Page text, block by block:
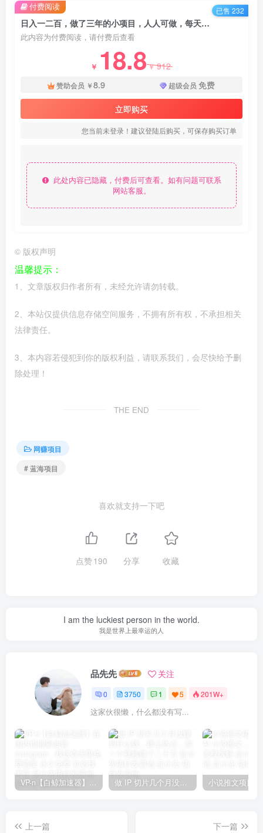
日入一二百，做了三年的小项目，人人可做，每天半小时，提现秒到
此内容为付费阅读，请付费后查看
￥ 18.8￥912
赞助会员 ￥8.9 超级会员 免费
立即购买
您当前未登录！建议登陆后购买，可保存购买订单
此处内容已隐藏，付费后可查看。如有问题可联系
网站客服。
付费阅读 已售 232
© 版权声明
温馨提示：
1、文章版权归作者所有，未经允许请勿转载。
2、本站仅提供信息存储空间服务，不拥有所有权，不承担相关
法律责任。
3、本内容若侵犯到你的版权利益，请联系我们，会尽快给予删
除处理！
THE END
网赚项目
# 蓝海项目
喜欢就支持一下吧
点赞190 分享 收藏
I am the luckiest person in the world.
我是世界上最幸运的人
品先先 关注
0 3750 1 5 201W+
这家伙很懒，什么都没有写...
VP-n【白鲸加速器】在国内也能刷油管、Instagram，我送你无限免费流量 永久免费-知名技术官-品小先项目发源地 做 IP 切片几个月没赚到什么钱，蹭上热点，靠一个视频赚了二十万-品小先项目发源地
上一篇
下一篇